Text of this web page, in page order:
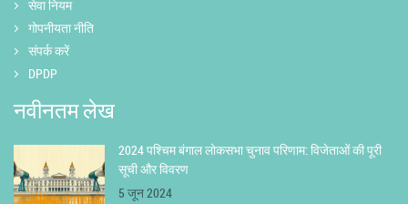
सेवा नियम
गोपनीयता नीति
संपर्क करें
DPDP
नवीनतम लेख
2024 पश्चिम बंगाल लोकसभा चुनाव परिणाम: विजेताओं की पूरी
सूची और विवरण
5 जून 2024